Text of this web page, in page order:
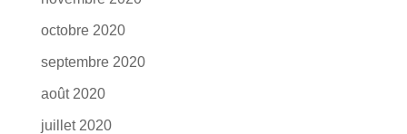
octobre 2020
septembre 2020
août 2020
juillet 2020